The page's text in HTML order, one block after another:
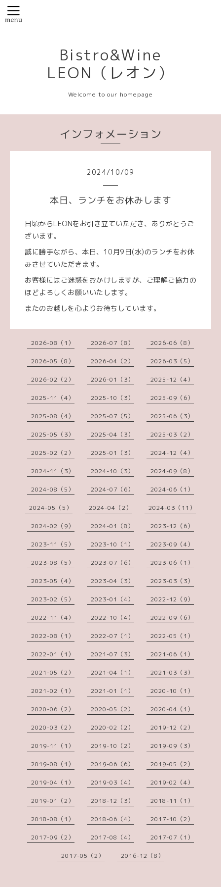
Bistro&Wine
LEON（レオン）
Welcome to our homepage
インフォメーション
2024/10/09
本日、ランチをお休みします
日頃からLEONをお引き立ていただき、ありがとうご
ざいます。
誠に勝手ながら、本日、10月9日(水)のランチをお休
みさせていただきます。
お客様にはご迷惑をおかけしますが、ご理解ご協力の
ほどよろしくお願いいたします。
またのお越しを心よりお待ちしています。
2026-08（1） 2026-07（8） 2026-06（8）
2026-05（8） 2026-04（2） 2026-03（5）
2026-02（2） 2026-01（3） 2025-12（4）
2025-11（4） 2025-10（3） 2025-09（6）
2025-08（4） 2025-07（5） 2025-06（3）
2025-05（3） 2025-04（3） 2025-03（2）
2025-02（2） 2025-01（3） 2024-12（4）
2024-11（3） 2024-10（3） 2024-09（8）
2024-08（5） 2024-07（6） 2024-06（1）
2024-05（5） 2024-04（2） 2024-03（11）
2024-02（9） 2024-01（8） 2023-12（6）
2023-11（5） 2023-10（1） 2023-09（4）
2023-08（5） 2023-07（6） 2023-06（1）
2023-05（4） 2023-04（3） 2023-03（3）
2023-02（5） 2023-01（4） 2022-12（9）
2022-11（4） 2022-10（4） 2022-09（6）
2022-08（1） 2022-07（1） 2022-05（1）
2022-01（1） 2021-07（3） 2021-06（1）
2021-05（2） 2021-04（1） 2021-03（3）
2021-02（1） 2021-01（1） 2020-10（1）
2020-06（2） 2020-05（2） 2020-04（1）
2020-03（2） 2020-02（2） 2019-12（2）
2019-11（1） 2019-10（2） 2019-09（3）
2019-08（1） 2019-06（6） 2019-05（2）
2019-04（1） 2019-03（4） 2019-02（4）
2019-01（2） 2018-12（3） 2018-11（1）
2018-08（1） 2018-06（4） 2017-10（2）
2017-09（2） 2017-08（4） 2017-07（1）
2017-05（2） 2016-12（8）